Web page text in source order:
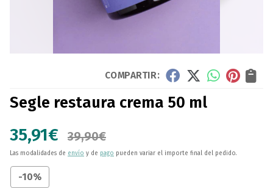
COMPARTIR:
Segle restaura crema 50 ml
35,91€ 39,90€
Las modalidades de envío y de pago pueden variar el importe final del pedido.
-10%